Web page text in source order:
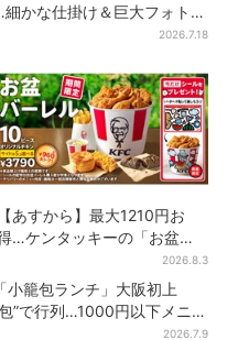
かな仕掛け＆巨大フォトス
2026.7.18
【あすから】最大1210円お
…ケンタッキーの「お盆パ
ック」、2週間だけ！数量限定
シール付き
2026.8.3
小籠包ランチ」大阪初上
”で行列…1000円以下メニ
2026.7.9